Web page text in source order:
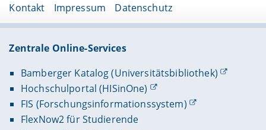
Kontakt Impressum Datenschutz
Zentrale Online-Services
Bamberger Katalog (Universitätsbibliothek)
Hochschulportal (HISinOne)
FIS (Forschungsinformationssystem)
FlexNow2 für Studierende